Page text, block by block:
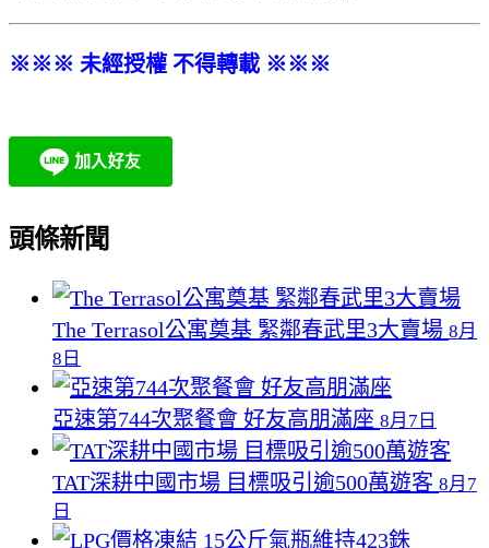
※※※ 未經授權 不得轉載 ※※※
頭條新聞
The Terrasol公寓奠基 緊鄰春武里3大賣場 8月
8日
亞速第744次聚餐會 好友高朋滿座 8月7日
TAT深耕中國市場 目標吸引逾500萬遊客 8月7
日